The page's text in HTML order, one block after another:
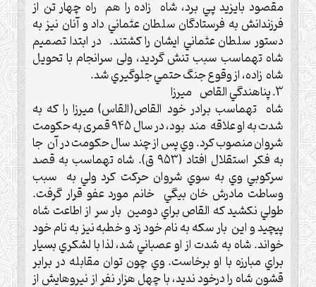
مقصود بايزيد پي برد، شاه زاده را هم راه چهار تن از
فرزندانش به فرستادگان سلطان عثماني داد و آنان نيز به
دستور سلطان عثماني ايشان را كشتند.‌ در ابتدا تصميم
شاه تهماسب سبب تنش گرديد،‌ ولی سرانجام با تحويل
شاه زاده، از وقوع جنگ حتمي جلوگيري شد.‌
3‌. پناهندگي القاص ميرزا
شاه تهماسب برادر خود القاص(القاس) ميرزا را كه به
شدت به او علاقه مند بود، در سال ۹۴۵ قمری به حكومت
شروان منصوب كرد.‌ وي پس از چند سال حكومت در آن جا
به فكر استقلال افتاد (۹۵۳ ق). شاه تهماسب به قصد
سركوبي وي به سوي شروان حركت كرد ولي به سبب
وساطت مادرش خان بيگي خانم مورد عفو قرار گرفت.‌
طولي نكشيد كه القاص براي دومين بار سر از اطاعت شاه
پيچيد و اين بار سكه به نام خود زد و خطبه نيز به نام خود
خواند. شاه به شدت از او عصباني شد، لذا با لشكري بسیار
براي مبارزه با او برخاست.‌ وي چون توان مقابله در برابر
قشون شاه را درخود نديد، با چهل هزار نفر از نيروهايش از